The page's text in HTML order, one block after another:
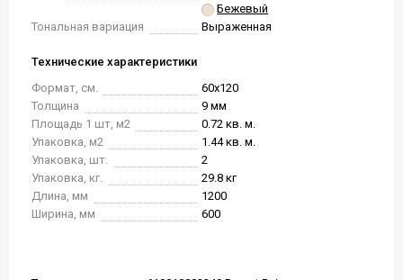
Бежевый
Тональная вариация
Выраженная
Технические характеристики
Формат, см.
60x120
Толщина
9 мм
Площадь 1 шт, м2
0.72 кв. м.
Упаковка, м2
1.44 кв. м.
Упаковка, шт.
2
Упаковка, кг.
29.8 кг
Длина, мм
1200
Ширина, мм
600